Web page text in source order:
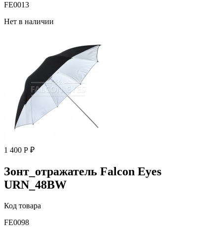
FE0013
Нет в наличии
1 400 Р ₽
Зонт_отражатель Falcon Eyes
URN_48BW
Код товара
FE0098